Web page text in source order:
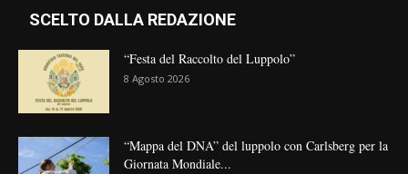
SCELTO DALLA REDAZIONE
“Festa del Raccolto del Luppolo”
8 Agosto 2026
“Mappa del DNA” del luppolo con Carlsberg per la
Giornata Mondiale...